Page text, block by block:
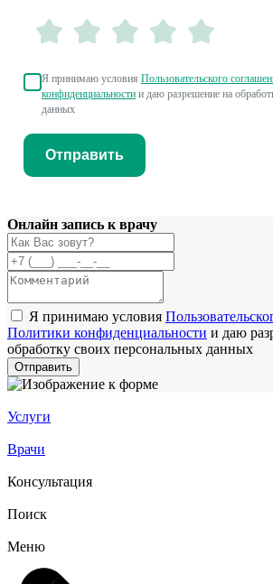
Я принимаю условия Пользовательского
конфиденциальности и даю разрешение на
данных
Отправить
Онлайн запись к врачу
Я принимаю условия
Политики конфиденциальности и даю
обработку своих персональных данных
Услуги
Врачи
Консультация
Поиск
Меню